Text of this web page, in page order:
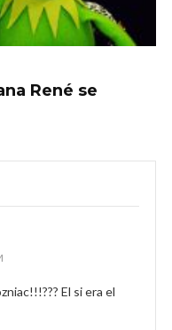
René se
El si era el